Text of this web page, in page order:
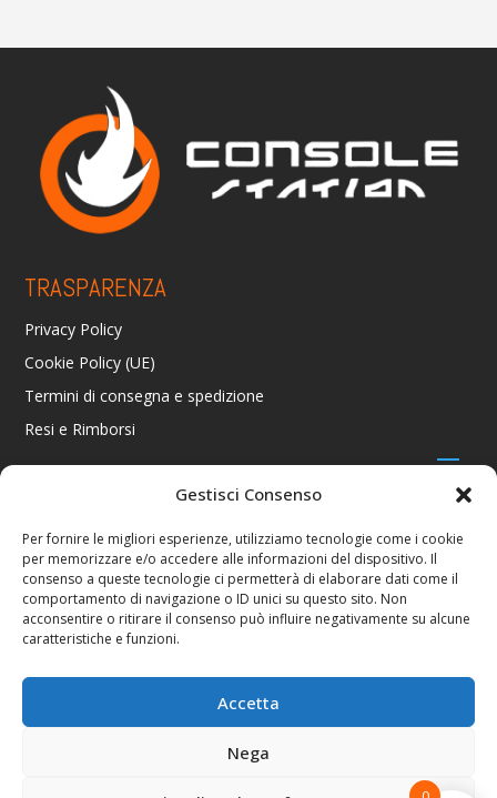
Gestisci Consenso
Per fornire le migliori esperienze, utilizziamo tecnologie come i cookie
per memorizzare e/o accedere alle informazioni del dispositivo. Il
consenso a queste tecnologie ci permetterà di elaborare dati come il
comportamento di navigazione o ID unici su questo sito. Non
acconsentire o ritirare il consenso può influire negativamente su alcune
caratteristiche e funzioni.
Accetta
Nega
TRASPARENZA
Privacy Policy
Cookie Policy (UE)
Termini di consegna e spedizione
Resi e Rimborsi
CONTATTI
Via R. Giuliani 70/c Rosso, 50141 Firenze FI
+39 055 4289002 / +39 392 2343100
info@consolestation.it
P.Iva 04990180483